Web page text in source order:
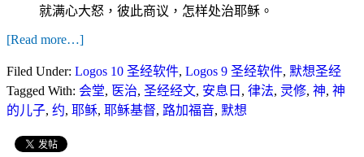
就满心大怒，彼此商议，怎样处治耶稣。
[Read more…]
Filed Under: Logos 10 圣经软件, Logos 9 圣经软件, 默想圣经
Tagged With: 会堂, 医治, 圣经经文, 安息日 , 律法, 灵修, 神, 神
的儿子, 约, 耶稣, 耶稣基督, 路加福音, 默想